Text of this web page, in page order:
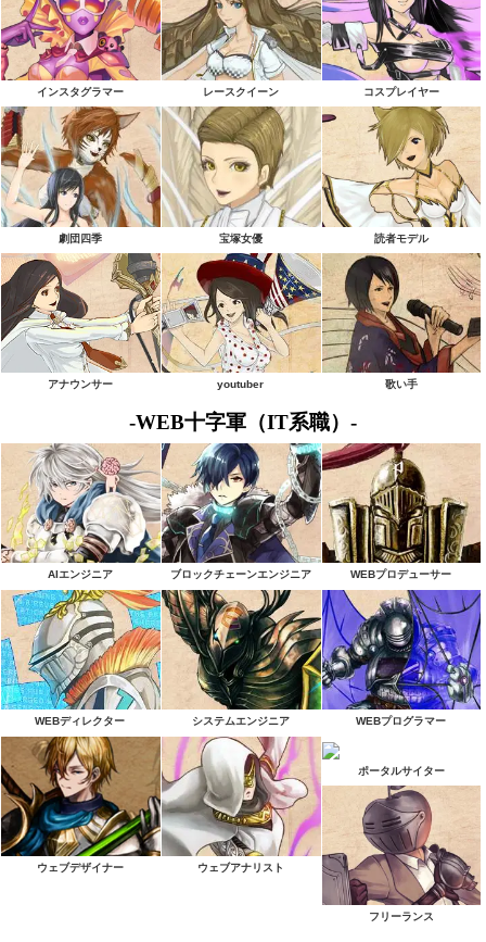
インスタグラマー レースクイーン コスプレイヤー
劇団四季 宝塚女優 読者モデル
アナウンサー youtuber 歌い手
-WEB十字軍（IT系職）-
AIエンジニア ブロックチェーンエンジニア WEBプロデューサー
WEBディレクター システムエンジニア WEBプログラマー
ウェブデザイナー ウェブアナリスト
ポータルサイター
フリーランス